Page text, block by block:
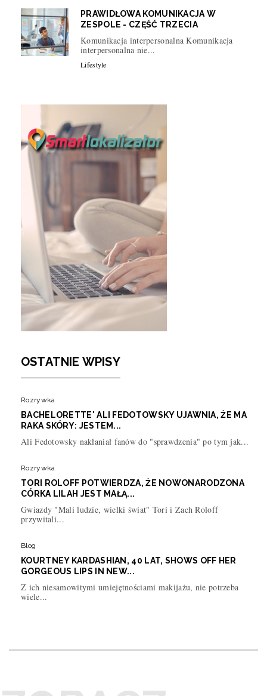
PRAWIDŁOWA KOMUNIKACJA W
ZESPOLE - CZĘŚĆ TRZECIA
Komunikacja interpersonalna Komunikacja
interpersonalna nie...
Lifestyle
OSTATNIE WPISY
Rozrywka
BACHELORETTE' ALI FEDOTOWSKY UJAWNIA, ŻE MA
RAKA SKÓRY: JESTEM...
Ali Fedotowsky nakłaniał fanów do "sprawdzenia" po tym jak...
Rozrywka
TORI ROLOFF POTWIERDZA, ŻE NOWONARODZONA
CÓRKA LILAH JEST MAŁĄ...
Gwiazdy "Mali ludzie, wielki świat" Tori i Zach Roloff
przywitali...
Blog
KOURTNEY KARDASHIAN, 40 LAT, SHOWS OFF HER
GORGEOUS LIPS IN NEW...
Z ich niesamowitymi umiejętnościami makijażu, nie potrzeba
wiele...